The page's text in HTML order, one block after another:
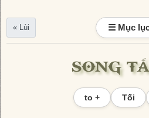
« Lùi ☰ Mục
SONG
to + Tối